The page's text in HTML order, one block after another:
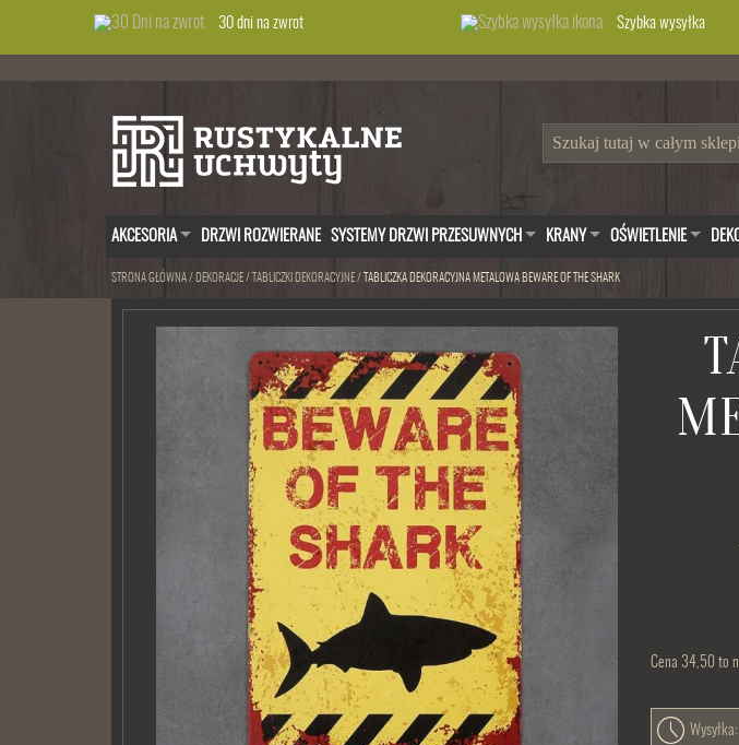
30 dni na zwrot Szybka wysyłka
AKCESORIA DRZWI ROZWIERANE SYSTEMY DRZWI PRZESUWNYCH KRANY OŚWIETLENIE
STRONA GŁÓWNA/ DEKORACJE/ TABLICZKI DEKORACYJNE/ TABLICZKA DEKORACYJNA METALOWA BEWARE OF THE SHARK
Cena 34,50 to